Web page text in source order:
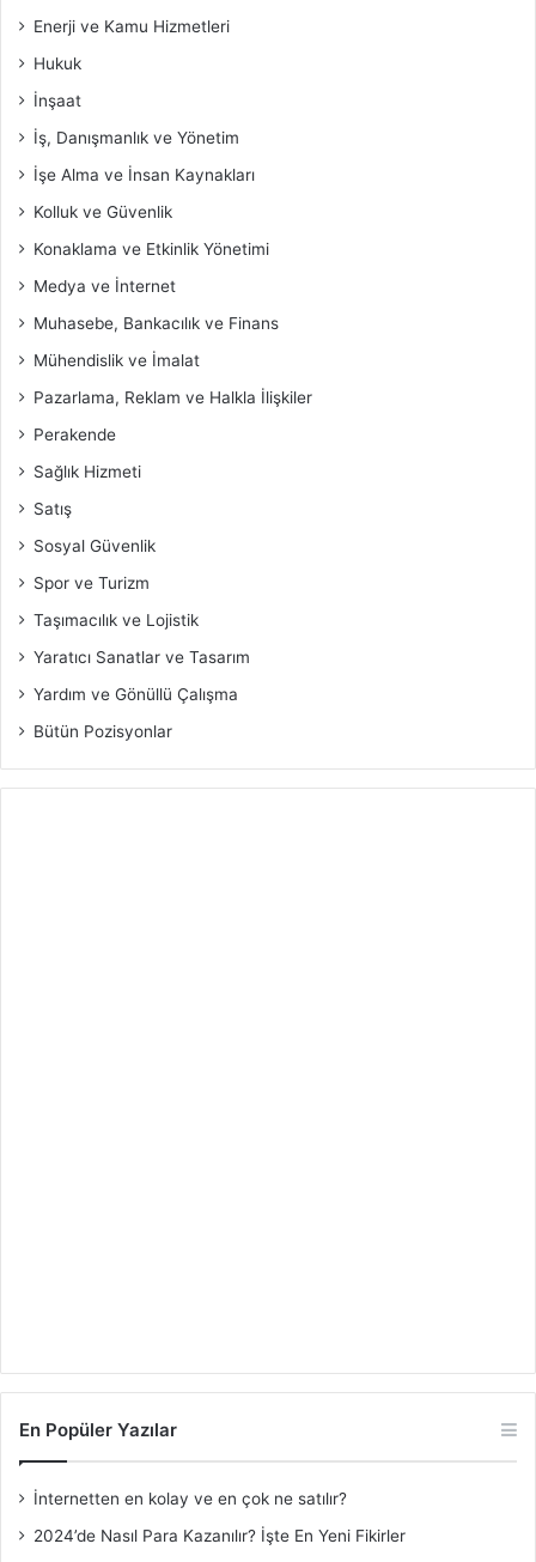
Enerji ve Kamu Hizmetleri
Hukuk
İnşaat
İş, Danışmanlık ve Yönetim
İşe Alma ve İnsan Kaynakları
Kolluk ve Güvenlik
Konaklama ve Etkinlik Yönetimi
Medya ve İnternet
Muhasebe, Bankacılık ve Finans
Mühendislik ve İmalat
Pazarlama, Reklam ve Halkla İlişkiler
Perakende
Sağlık Hizmeti
Satış
Sosyal Güvenlik
Spor ve Turizm
Taşımacılık ve Lojistik
Yaratıcı Sanatlar ve Tasarım
Yardım ve Gönüllü Çalışma
Bütün Pozisyonlar
En Popüler Yazılar
İnternetten en kolay ve en çok ne satılır?
2024’de Nasıl Para Kazanılır? İşte En Yeni Fikirler